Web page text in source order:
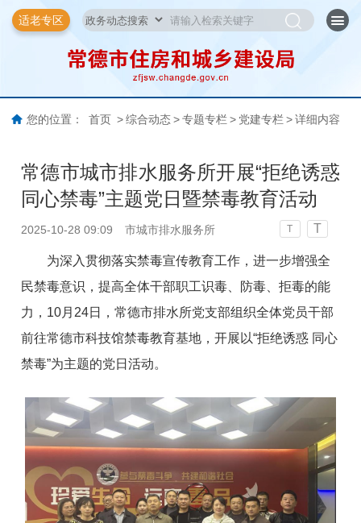
适老专区
您的位置： 首页 > 综合动态 > 专题专栏 > 党建专栏 > 详细内容
常德市城市排水服务所开展“拒绝诱惑
同心禁毒”主题党日暨禁毒教育活动
2025-10-28 09:09 市城市排水服务所 T T
为深入贯彻落实禁毒宣传教育工作，进一步增强全
民禁毒意识，提高全体干部职工识毒、防毒、拒毒的能
力，10月24日，常德市排水所党支部组织全体党员干部
前往常德市科技馆禁毒教育基地，开展以“拒绝诱惑 同心
禁毒”为主题的党日活动。